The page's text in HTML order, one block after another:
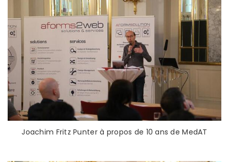
Joachim Fritz Punter à propos de 10 ans de MedAT